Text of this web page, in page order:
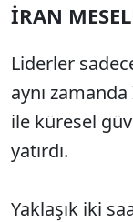
İRAN
Liderler
aynı
ile küresel
yatırdı.
Yaklaşık iki